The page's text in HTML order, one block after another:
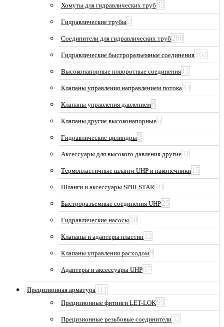
Хомуты для гидравлических труб 55
Гидравлические трубы2
Соединители для гидравлических труб 288
Гидравлические быстроразъемные соединения 162
Высоконапорные поворотные соединения 11
Клапаны управления направлением потока33
Клапаны управления давлением6
Клапаны другие высоконапорные6
Гидравлические цилиндры2
Аксессуары для высокого давления другие 11
Термопластичные шланги UHP и наконечники 15
Шланги и аксессуары SPIR STAR 10
Быстроразъемные соединения UHP25
Гидравлические насосы20
Клапаны и адаптеры пластин 12
Клапаны управления расходом9
Адаптеры и аксессуары UHP37
Прецизионная арматура 111
Прецизионные фитинги LET-LOK55
Прецизионные резьбовые соединители32